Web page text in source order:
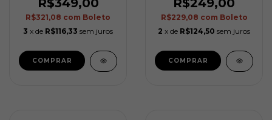
R$349,00
R$321,08 com Boleto
3 x de R$116,33 sem juros
COMPRAR
R$249,00
R$229,08 com Boleto
2 x de R$124,50 sem juros